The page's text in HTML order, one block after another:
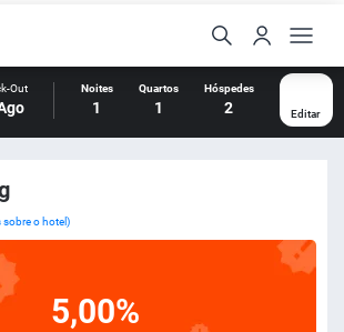
Out Noites
1
Quartos
1
Hóspedes
2 Editar
sobre o hotel)
5,00%